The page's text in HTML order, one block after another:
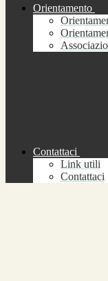
Orientamento
Contattaci
Link utili
Contattaci